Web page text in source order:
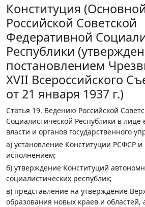
Конституция
Российской Советской
Федеративной
Республики
постановлением
XVII Всероссийского
от 21 января 1937 г.)
Статья 19. Ведению Российской
Социалистической Республики в
власти и органов государственного
а) установление Конституции РСФСР и
исполнением;
б) утверждение Конституций
социалистических республик;
в) представление на утверждение
образования новых краев и областей,